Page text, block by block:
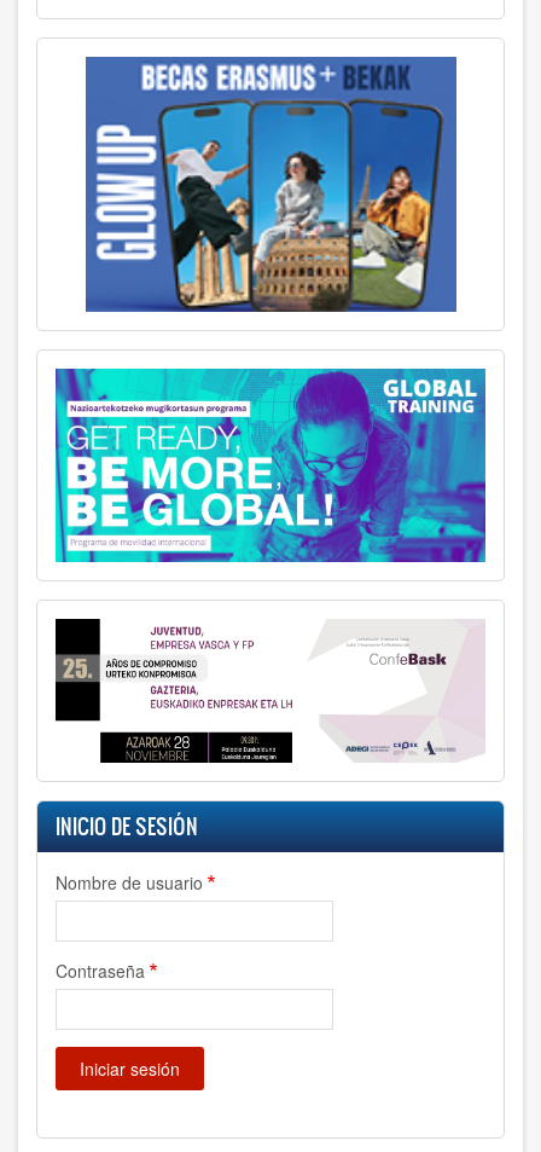
INICIO DE SESIÓN
Nombre de usuario
Contraseña